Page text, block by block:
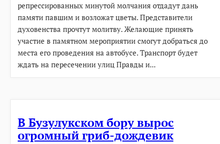
репрессированных минутой молчания отдадут дань
памяти павшим и возложат цветы. Представители
духовенства прочтут молитву. Желающие принять
участие в памятном мероприятии смогут добраться до
места его проведения на автобусе. Транспорт будет
ждать на пересечении улиц Правды и...
В Бузулукском бору вырос
огромный гриб-дождевик